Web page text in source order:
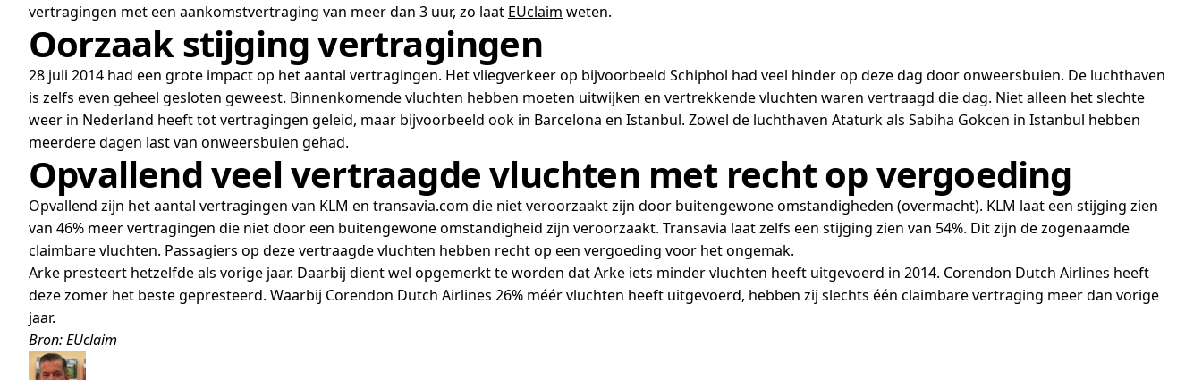
vertragingen met een aankomstvertraging van meer dan 3 uur, zo laat EUclaim weten.
Oorzaak stijging vertragingen
28 juli 2014 had een grote impact op het aantal vertragingen. Het vliegverkeer op bijvoorbeeld Schiphol had veel hinder op deze dag door onweersbuien. De luchthaven
is zelfs even geheel gesloten geweest. Binnenkomende vluchten hebben moeten uitwijken en vertrekkende vluchten waren vertraagd die dag. Niet alleen het slechte
weer in Nederland heeft tot vertragingen geleid, maar bijvoorbeeld ook in Barcelona en Istanbul. Zowel de luchthaven Ataturk als Sabiha Gokcen in Istanbul hebben
meerdere dagen last van onweersbuien gehad.
Opvallend veel vertraagde vluchten met recht op vergoeding
Opvallend zijn het aantal vertragingen van KLM en transavia.com die niet veroorzaakt zijn door buitengewone omstandigheden (overmacht). KLM laat een stijging zien
van 46% meer vertragingen die niet door een buitengewone omstandigheid zijn veroorzaakt. Transavia laat zelfs een stijging zien van 54%. Dit zijn de zogenaamde
claimbare vluchten. Passagiers op deze vertraagde vluchten hebben recht op een vergoeding voor het ongemak.
Arke presteert hetzelfde als vorige jaar. Daarbij dient wel opgemerkt te worden dat Arke iets minder vluchten heeft uitgevoerd in 2014. Corendon Dutch Airlines heeft
deze zomer het beste gepresteerd. Waarbij Corendon Dutch Airlines 26% méér vluchten heeft uitgevoerd, hebben zij slechts één claimbare vertraging meer dan vorige
jaar.
Bron: EUclaim